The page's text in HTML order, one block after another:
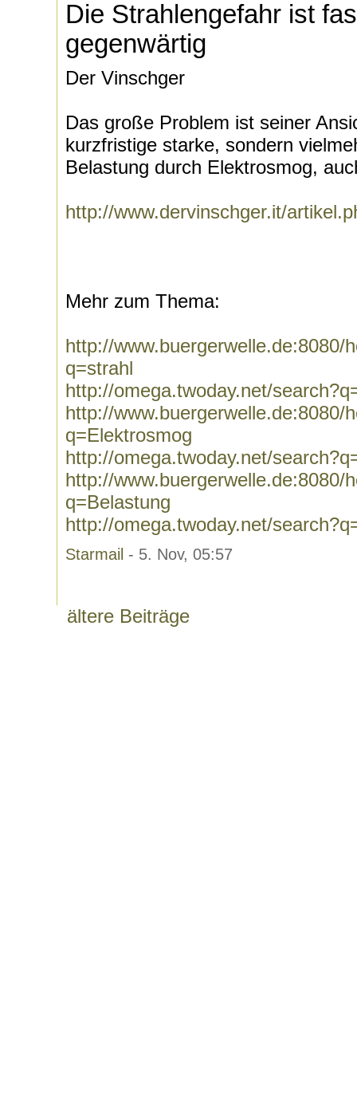
Die Strahlengefahr ist
gegenwärtig
Der Vinschger
Das große Problem ist seiner
kurzfristige starke, sondern
Belastung durch Elektrosmog,
http://www.dervinschger.it/
Mehr zum Thema:
http://www.buergerwelle.de:8080/
q=strahl
http://omega.twoday.net/
http://www.buergerwelle.de:8080/
q=Elektrosmog
http://omega.twoday.net/
http://www.buergerwelle.de:8080/
q=Belastung
http://omega.twoday.net/
Starmail - 5. Nov, 05:57
ältere Beiträge